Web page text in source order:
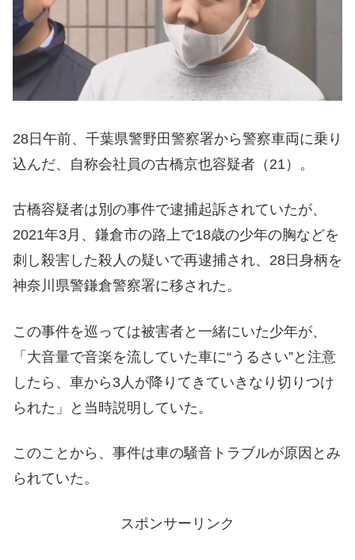
28日午前、千葉県警野田警察署から警察車両に乗り
込んだ、自称会社員の古橋京也容疑者（21）。
古橋容疑者は別の事件で逮捕起訴されていたが、
2021年3月、鎌倉市の路上で18歳の少年の胸などを
刺し殺害した殺人の疑いで再逮捕され、28日身柄を
神奈川県警鎌倉警察署に移された。
この事件を巡っては被害者と一緒にいた少年が、
「大音量で音楽を流していた車に“うるさい”と注意
したら、車から3人が降りてきていきなり切りつけ
られた」と当時説明していた。
このことから、事件は車の騒音トラブルが原因とみ
られていた。
スポンサーリンク